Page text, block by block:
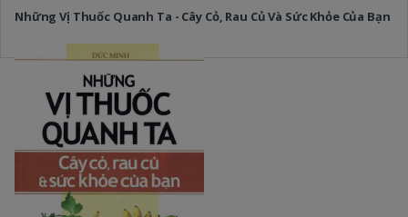
Những Vị Thuốc Quanh Ta - Cây Cỏ, Rau Củ Và Sức Khỏe Của Bạn